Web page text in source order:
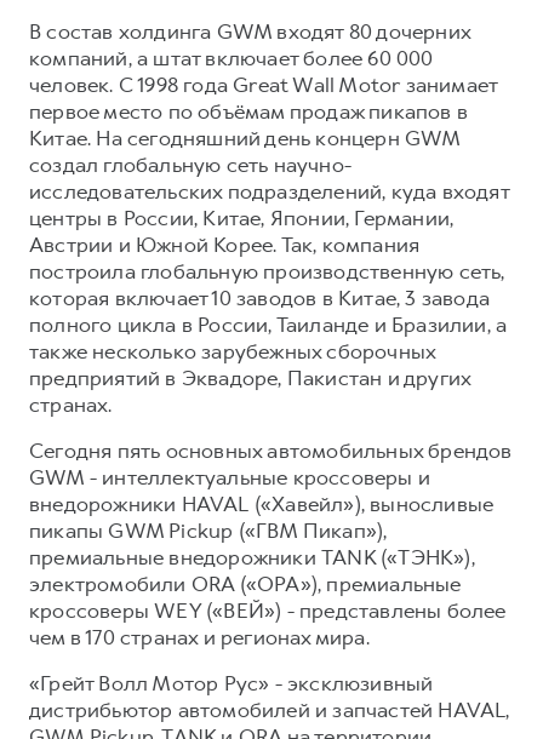
В состав холдинга GWM входят 80 дочерних
компаний, а штат включает более 60 000
человек. С 1998 года Great Wall Motor занимает
первое место по объёмам продаж пикапов в
Китае. На сегодняшний день концерн GWM
создал глобальную сеть научно-
исследовательских подразделений, куда входят
центры в России, Китае, Японии, Германии,
Австрии и Южной Корее. Так, компания
построила глобальную производственную сеть,
которая включает 10 заводов в Китае, 3 завода
полного цикла в России, Таиланде и Бразилии, а
также несколько зарубежных сборочных
предприятий в Эквадоре, Пакистан и других
странах.
Сегодня пять основных автомобильных брендов
GWM - интеллектуальные кроссоверы и
внедорожники HAVAL («Хавейл»), выносливые
пикапы GWM Pickup («ГВМ Пикап»),
премиальные внедорожники TANK («ТЭНК»),
электромобили ORA («ОРА»), премиальные
кроссоверы WEY («ВЕЙ») - представлены более
чем в 170 странах и регионах мира.
«Грейт Волл Мотор Рус» - эксклюзивный
дистрибьютор автомобилей и запчастей HAVAL,